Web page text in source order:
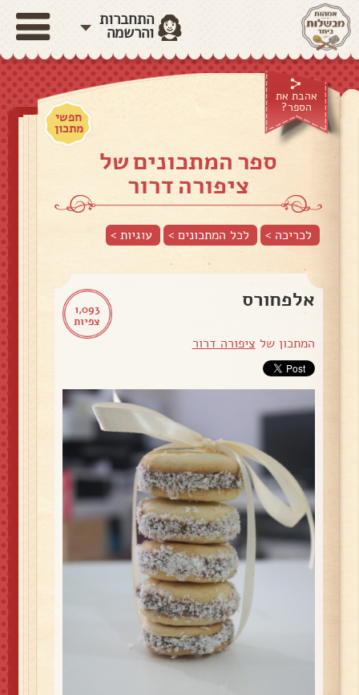
התחברות
והרשמה
אהבת את
הספר?
חפשי
מתכון
ספר המתכונים של
ציפורה דרור
לכריכה > לכל המתכונים > עוגיות>
1,093
צפיות
אלפחורס
המתכון של ציפורה דרור